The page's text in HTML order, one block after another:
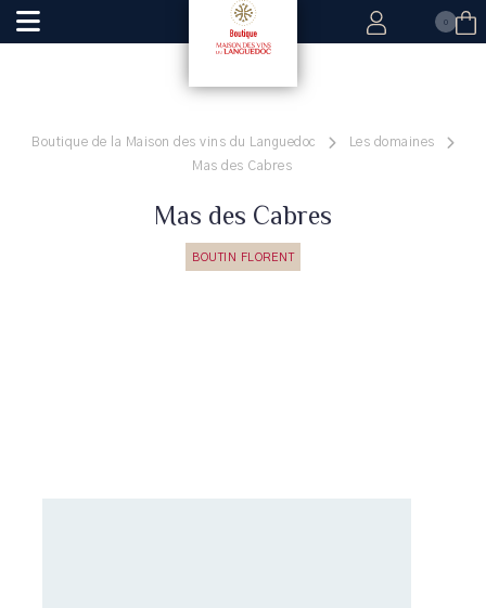
0
Boutique de la Maison des vins du Languedoc
Les domaines
Mas des Cabres
Mas des Cabres
BOUTIN FLORENT